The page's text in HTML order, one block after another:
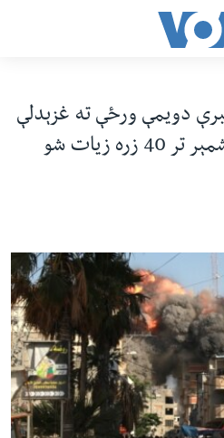
دویمې ورځې ته غزېدلې
زیات شو